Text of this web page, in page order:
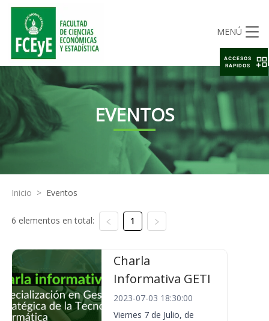
MENÚ
EVENTOS
Inicio > Eventos
6 elementos en total: 1
Charla
Informativa GETI
2023-07-03 18:30:00
Viernes 7 de Julio, de
ACCESOS
RAPIDOS